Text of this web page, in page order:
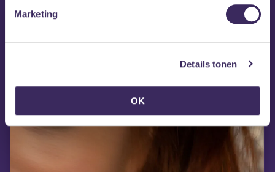
Marketing
Details tonen
OK